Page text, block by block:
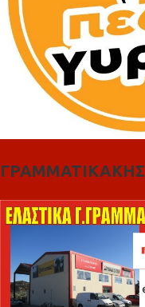
ΓΡΑΜΜΑΤΙΚΑΚΗΣ